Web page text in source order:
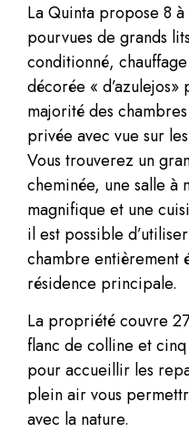
La Quinta propose 8
pourvues de grands
conditionné,
décorée « d’azulejos»
majorité des
privée avec vue sur
Vous trouverez un
cheminée, une salle à
magnifique et une
il est possible
chambre entièrement
résidence principale.
La propriété couvre
flanc de colline et
pour accueillir les
plein air vous
avec la nature.